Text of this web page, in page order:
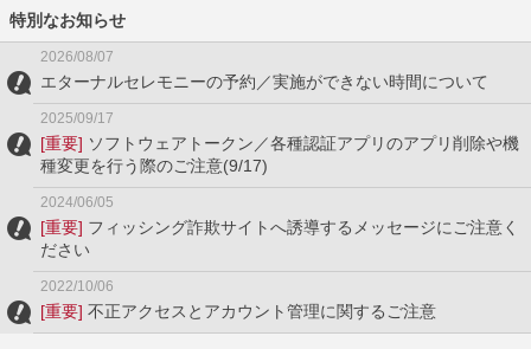
特別なお知らせ
2026/08/07
エターナルセレモニーの予約／実施ができない時間について
2025/09/17
[重要] ソフトウェアトークン／各種認証アプリのアプリ削除や機
種変更を行う際のご注意(9/17)
2024/06/05
[重要] フィッシング詐欺サイトへ誘導するメッセージにご注意く
ださい
2022/10/06
[重要] 不正アクセスとアカウント管理に関するご注意